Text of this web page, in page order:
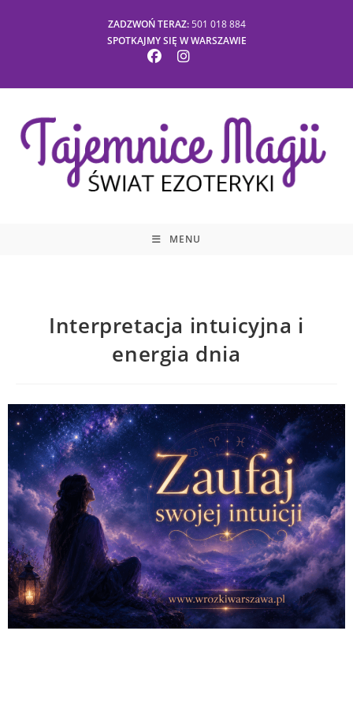
ZADZWOŃ TERAZ:501 018 884
SPOTKAJMY SIĘ W WARSZAWIE
MENU
Interpretacja intuicyjna i
energia dnia